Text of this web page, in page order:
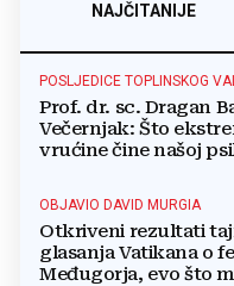
NAJČITANIJE
POSLJEDICE TOPLINSKOG
Prof. dr. sc. Dragan
Večernjak: Što
vrućine čine našoj
OBJAVIO DAVID MURGIA
Otkriveni rezultati
glasanja Vatikana o
Međugorja, evo što